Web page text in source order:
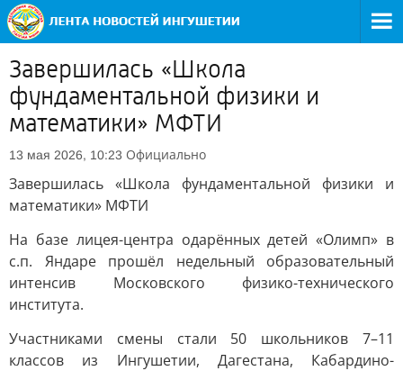
Завершилась «Школа
фундаментальной физики и
математики» МФТИ
13 мая 2026, 10:23 Официально
Завершилась «Школа фундаментальной физики и
математики» МФТИ
На базе лицея-центра одарённых детей «Олимп» в
с.п. Яндаре прошёл недельный образовательный
интенсив Московского физико-технического
института.
Участниками смены стали 50 школьников 7–11
классов из Ингушетии, Дагестана, Кабардино-